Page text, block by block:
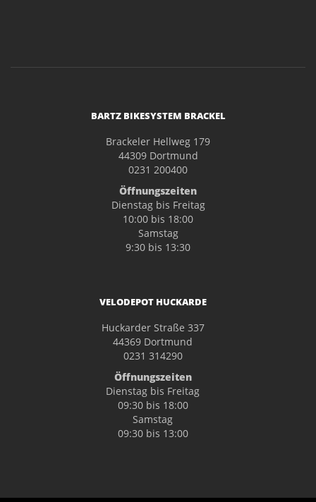
BARTZ BIKESYSTEM BRACKEL
Brackeler Hellweg 179
44309 Dortmund
0231 200400
Öffnungszeiten
Dienstag bis Freitag
10:00 bis 18:00
Samstag
9:30 bis 13:30
VELODEPOT HUCKARDE
Huckarder Straße 337
44369 Dortmund
0231 314290
Öffnungszeiten
Dienstag bis Freitag
09:30 bis 18:00
Samstag
09:30 bis 13:00